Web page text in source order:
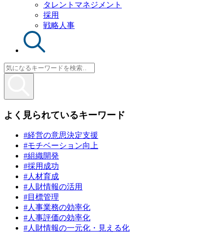
タレントマネジメント
採用
戦略人事
よく見られているキーワード
#経営の意思決定支援
#モチベーション向上
#組織開発
#採用成功
#人材育成
#人財情報の活用
#目標管理
#人事業務の効率化
#人事評価の効率化
#人財情報の一元化・見える化